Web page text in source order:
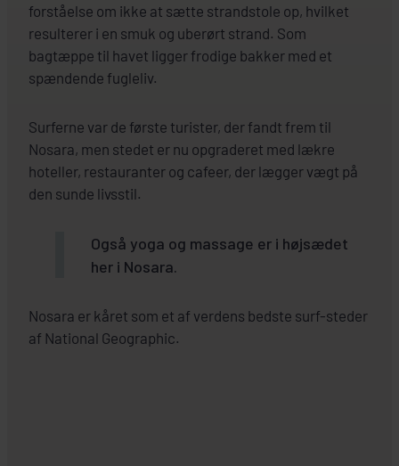
forståelse om ikke at sætte strandstole op, hvilket
resulterer i en smuk og uberørt strand. Som
bagtæppe til havet ligger frodige bakker med et
spændende fugleliv.
Surferne var de første turister, der fandt frem til
Nosara, men stedet er nu opgraderet med lækre
hoteller, restauranter og cafeer, der lægger vægt på
den sunde livsstil.
Også yoga og massage er i højsædet
her i Nosara.
Nosara er kåret som et af verdens bedste surf-steder
af National Geographic.